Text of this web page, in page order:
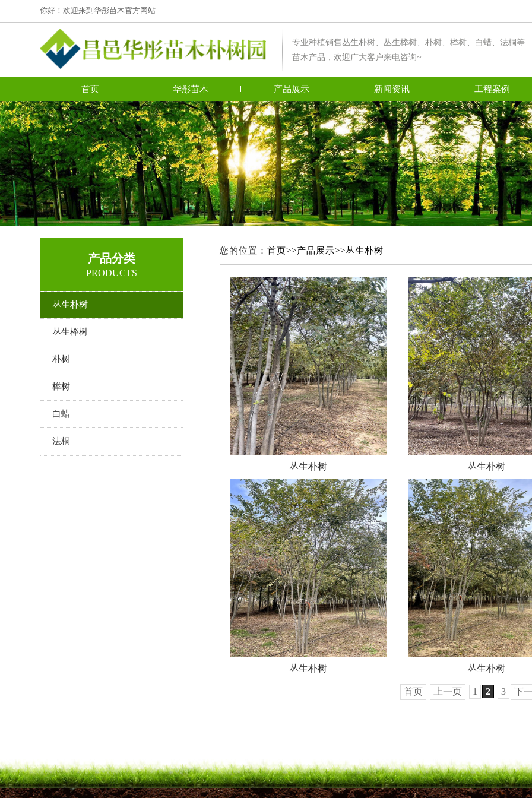
你好！欢迎来到华彤苗木官方网站
专业种植销售丛生朴树、丛生榉树、朴树、榉树、白蜡、法桐等
苗木产品，欢迎广大客户来电咨询~
首页 华彤苗木 产品展示 新闻资讯 工程案例
产品分类
PRODUCTS
丛生朴树
丛生榉树
朴树
榉树
白蜡
法桐
您的位置： 首页>>产品展示>>丛生朴树
丛生朴树 丛生朴树
丛生朴树 丛生朴树
首页 上一页 1 2 3 下